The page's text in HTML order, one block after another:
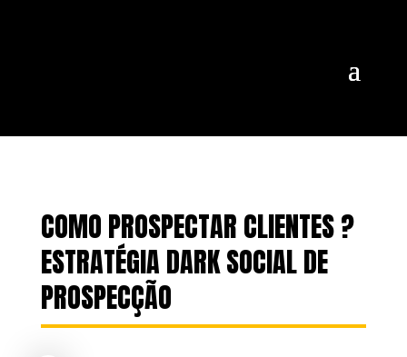
COMO PROSPECTAR CLIENTES ?
ESTRATÉGIA DARK SOCIAL DE
PROSPECÇÃO